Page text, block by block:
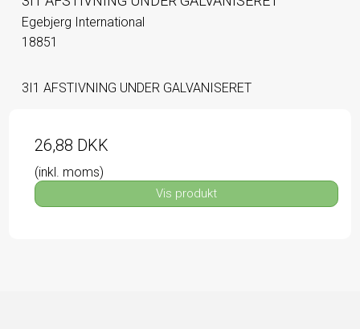
Egebjerg International
18851
3I1 AFSTIVNING UNDER GALVANISERET
26,88 DKK
(inkl. moms)
Vis produkt